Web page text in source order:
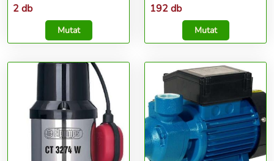
2 db
Mutat
192 db
Mutat